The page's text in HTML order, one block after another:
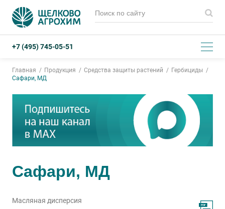
+7 (495) 745-05-51
Главная Продукция Средства защиты растений
Гербициды
Сафари, МД
Сафари, МД
Масляная дисперсия